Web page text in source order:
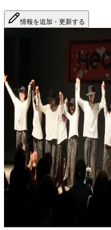
情報を追加・更新する